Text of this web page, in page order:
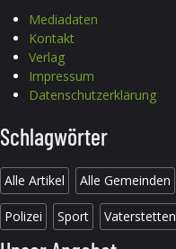
Mediadaten
Kontakt
Verlag
Impressum
Datenschutzerklärung
Schlagwörter
Alle Artikel Alle Gemeinden
Polizei Sport Vaterstetten